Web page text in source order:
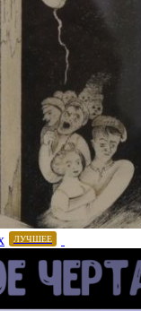
ЛУЧШЕЕ